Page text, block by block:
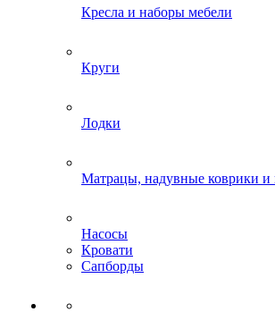
Кресла и наборы мебели
Круги
Лодки
Матрацы, надувные коврики
Насосы
Кровати
Сапборды